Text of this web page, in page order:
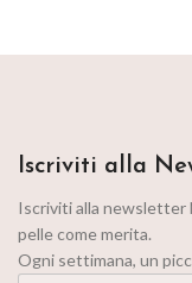
Iscriviti alla
Iscriviti alla newsletter
pelle come merita.
Ogni settimana, un